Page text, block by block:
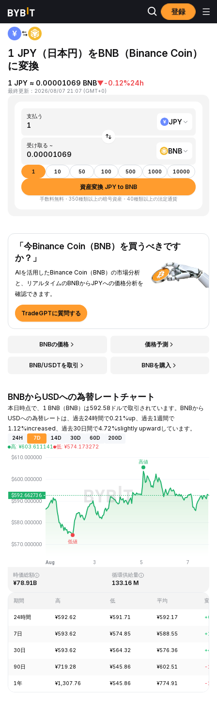
登録
ホーム JPY to BNB
1 JPY（日本円）をBNB（Binance Coin）
に変換
1 JPY ≈ 0.00001069 BNB▼-0.12%24h
最終更新 ： 2026/08/07 21:07 (GMT+0)
支払う
JPY
受け取る ~
BNB
1 10 50 100 500 1000 10000
資産変換 JPY to BNB
手数料無料・350種類以上の暗号資産・40種類以上の法定通貨
「今Binance Coin（BNB）を買うべきです
か？」
AIを活用したBinance Coin（BNB）の市場分析
と、リアルタイムのBNBからJPYへの価格分析を
確認できます。
TradeGPTに質問する
BNBの価格 価格予測
BNB/USDTを取引 BNBを購入
BNBからUSDへの為替レートチャート
本日時点で、1 BNB（BNB）は592.58ドルで取引されています。BNBから
USDへの為替レートは、過去24時間で0.21%up、過去1週間で
1.12%increased、過去30日間で4.72%slightly upwardしています。
24H 7D 14D 30D 60D
200D
高: ¥603.611141 低: ¥574.173272
最終更新日時：2026-08-07、21:07 GMT+0
¥0.039818
時価総額
¥78.91B
循環供給量
133.16 M
期間 高 低 平均 変動
24時間 ¥592.62 ¥591.71 ¥592.17
7日 ¥593.62 ¥574.85 ¥588.55
30日 ¥593.62 ¥564.32 ¥576.36
90日 ¥719.28 ¥545.86 ¥602.51 -
1年 ¥1,307.76 ¥545.86 ¥774.91 -